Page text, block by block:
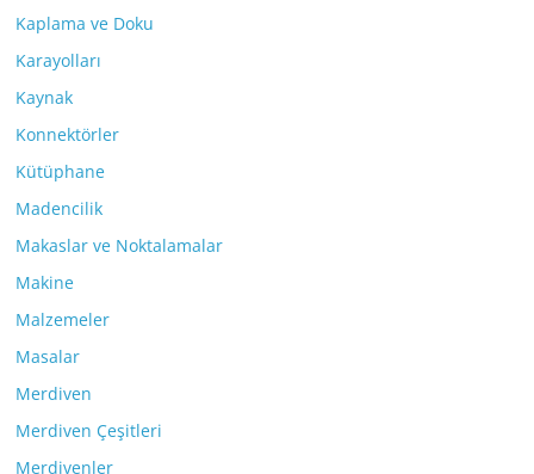
Kaplama ve Doku
Karayolları
Kaynak
Konnektörler
Kütüphane
Madencilik
Makaslar ve Noktalamalar
Makine
Malzemeler
Masalar
Merdiven
Merdiven Çeşitleri
Merdivenler